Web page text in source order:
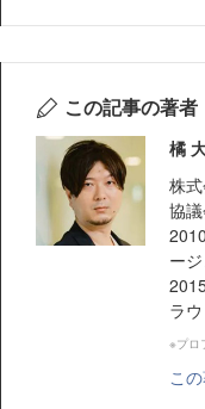
この記事の著者
橘
株
協議
ー
ラ
※プロ
こ